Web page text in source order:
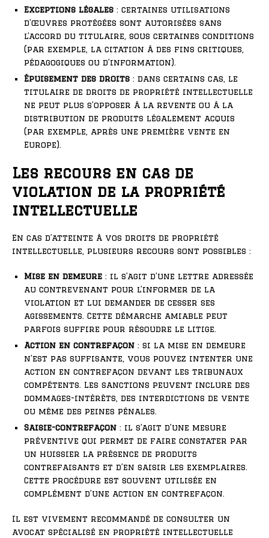
Exceptions légales : certaines utilisations
d’œuvres protégées sont autorisées sans
l’accord du titulaire, sous certaines conditions
(par exemple, la citation à des fins critiques,
pédagogiques ou d’information).
Épuisement des droits : dans certains cas, le
titulaire de droits de propriété intellectuelle
ne peut plus s’opposer à la revente ou à la
distribution de produits légalement acquis
(par exemple, après une première vente en
Europe).
Les recours en cas de
violation de la propriété
intellectuelle
En cas d’atteinte à vos droits de propriété
intellectuelle, plusieurs recours sont possibles :
Mise en demeure : il s’agit d’une lettre adressée
au contrevenant pour l’informer de la
violation et lui demander de cesser ses
agissements. Cette démarche amiable peut
parfois suffire pour résoudre le litige.
Action en contrefaçon : si la mise en demeure
n’est pas suffisante, vous pouvez intenter une
action en contrefaçon devant les tribunaux
compétents. Les sanctions peuvent inclure des
dommages-intérêts, des interdictions de vente
ou même des peines pénales.
Saisie-contrefaçon : il s’agit d’une mesure
préventive qui permet de faire constater par
un huissier la présence de produits
contrefaisants et d’en saisir les exemplaires.
Cette procédure est souvent utilisée en
complément d’une action en contrefaçon.
Il est vivement recommandé de consulter un
avocat spécialisé en propriété intellectuelle